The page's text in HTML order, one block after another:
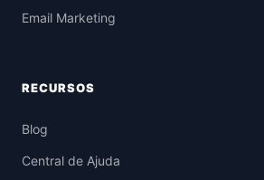
Email Marketing
RECURSOS
Blog
Central de Ajuda